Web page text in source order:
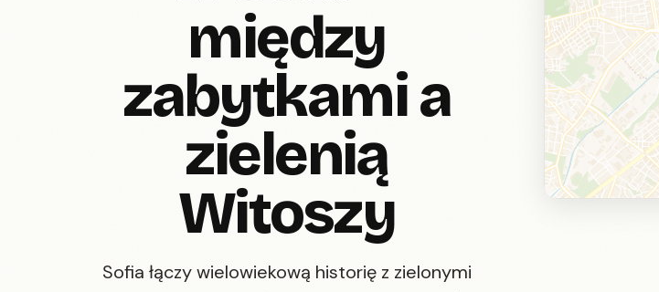
między
zabytkami a
zielenią
Witoszy
Sofia łączy wielowiekową historię z zielonymi